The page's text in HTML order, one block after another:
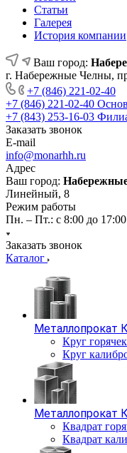
Статьи
Галерея
История компании
Ваш город:
г. Набережные Челны,
+7 (846) 221-02-40
+7 (846) 221-02-40
+7 (843) 253-16-03
Заказать звонок
E-mail
info@monarhh.ru
Адрес
Ваш город:
Линейный, 8
Режим работы
Пн. – Пт.: с 8:00 до 17:00
Заказать звонок
Каталог
Металлопрокат
Круг
Круг
Металлопрокат
Квадрат
Квадрат